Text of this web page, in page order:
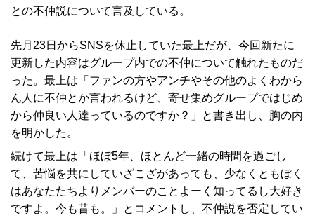
との不仲説について言及している。
先月23日からSNSを休止していた最上だが、今回新たに
更新した内容はグループ内での不仲について触れたものだ
った。最上は「ファンの方やアンチやその他のよくわから
ん人に不仲とか言われるけど、寄せ集めグループではじめ
から仲良い人達っているのですか？」と書き出し、胸の内
を明かした。
続けて最上は「ほぼ5年、ほとんど一緒の時間を過ごし
て、苦悩を共にしていざこざがあっても、少なくともぼく
はあなたたちよりメンバーのことよーく知ってるし大好き
ですよ。今も昔も。」とコメントし、不仲説を否定してい